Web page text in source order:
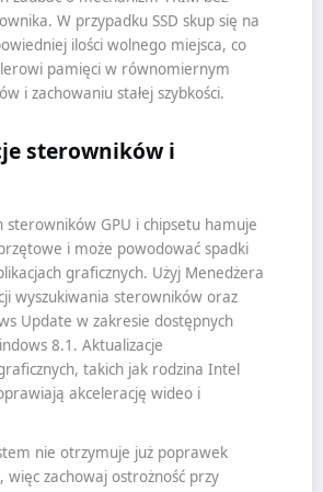
W przypadku SSD skup się na
ilości wolnego miejsca, co
pamięci w równomiernym
i zachowaniu stałej szybkości.
sterowników i
sterowników GPU i chipsetu hamuje
i może powodować spadki
graficznych. Użyj Menedżera
wyszukiwania sterowników oraz
Update w zakresie dostępnych
8.1. Aktualizacje
takich jak rodzina Intel
akcelerację wideo i
nie otrzymuje już poprawek
więc zachowaj ostrożność przy